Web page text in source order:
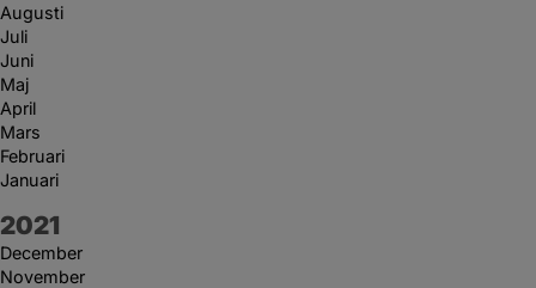
Augusti
Juli
Juni
Maj
April
Mars
Februari
Januari
År:
2021
December
November